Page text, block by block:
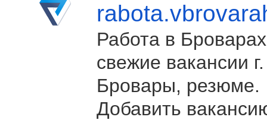
Работа в
свежие вакансии г.
Бровары, резюме.
Добавить